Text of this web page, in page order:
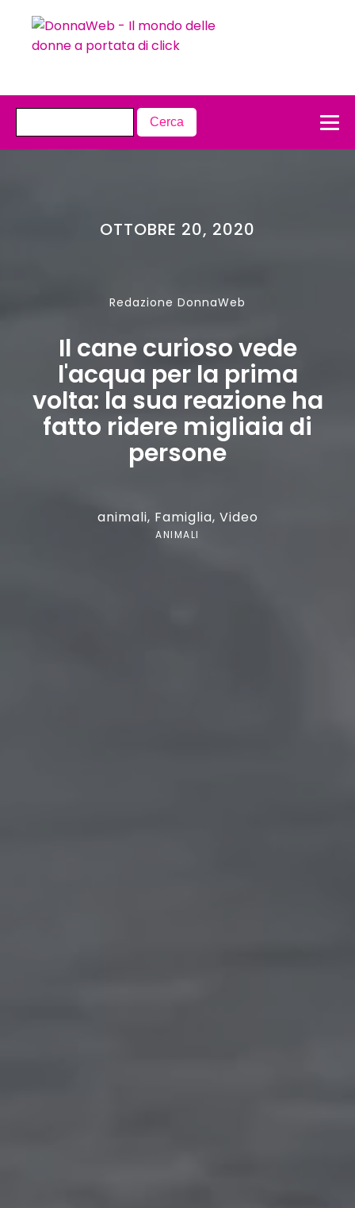
OTTOBRE 20, 2020
Redazione DonnaWeb
Il cane curioso vede
l'acqua per la prima
volta: la sua reazione ha
fatto ridere migliaia di
persone
animali, Famiglia, Video
ANIMALI